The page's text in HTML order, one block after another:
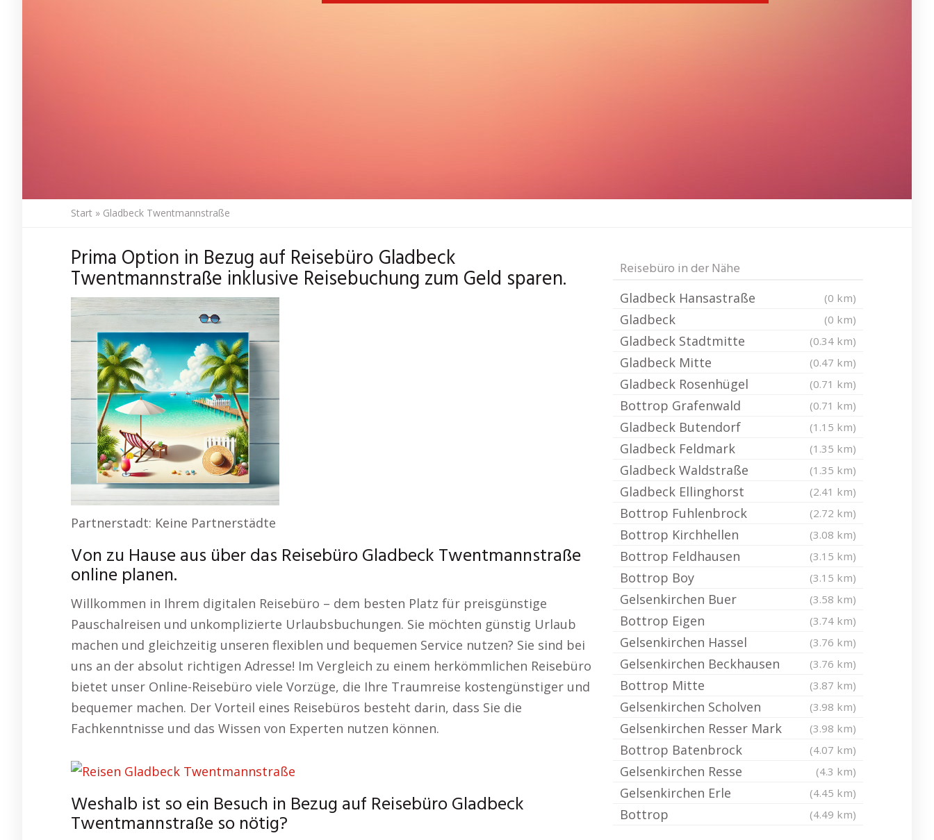
Start » Gladbeck Twentmannstraße
Prima Option in Bezug auf Reisebüro Gladbeck
Twentmannstraße inklusive Reisebuchung zum Geld sparen.
Partnerstadt: Keine Partnerstädte
Von zu Hause aus über das Reisebüro Gladbeck Twentmannstraße
online planen.
Willkommen in Ihrem digitalen Reisebüro – dem besten Platz für preisgünstige
Pauschalreisen und unkomplizierte Urlaubsbuchungen. Sie möchten günstig Urlaub
machen und gleichzeitig unseren flexiblen und bequemen Service nutzen? Sie sind bei
uns an der absolut richtigen Adresse! Im Vergleich zu einem herkömmlichen Reisebüro
bietet unser Online-Reisebüro viele Vorzüge, die Ihre Traumreise kostengünstiger und
bequemer machen. Der Vorteil eines Reisebüros besteht darin, dass Sie die
Fachkenntnisse und das Wissen von Experten nutzen können.
Weshalb ist so ein Besuch in Bezug auf Reisebüro Gladbeck
Twentmannstraße so nötig?
Reisebüro in der Nähe
Gladbeck Hansastraße (0 km)
Gladbeck (0 km)
Gladbeck Stadtmitte (0.34 km)
Gladbeck Mitte (0.47 km)
Gladbeck Rosenhügel (0.71 km)
Bottrop Grafenwald (0.71 km)
Gladbeck Butendorf (1.15 km)
Gladbeck Feldmark (1.35 km)
Gladbeck Waldstraße (1.35 km)
Gladbeck Ellinghorst (2.41 km)
Bottrop Fuhlenbrock (2.72 km)
Bottrop Kirchhellen (3.08 km)
Bottrop Feldhausen (3.15 km)
Bottrop Boy (3.15 km)
Gelsenkirchen Buer (3.58 km)
Bottrop Eigen (3.74 km)
Gelsenkirchen Hassel (3.76 km)
Gelsenkirchen Beckhausen (3.76 km)
Bottrop Mitte (3.87 km)
Gelsenkirchen Scholven (3.98 km)
Gelsenkirchen Resser Mark (3.98 km)
Bottrop Batenbrock (4.07 km)
Gelsenkirchen Resse (4.3 km)
Gelsenkirchen Erle (4.45 km)
Bottrop (4.49 km)